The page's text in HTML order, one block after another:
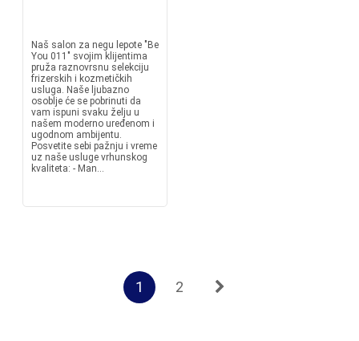
Naš salon za negu lepote "Be
You 011" svojim klijentima
pruža raznovrsnu selekciju
frizerskih i kozmetičkih
usluga. Naše ljubazno
osoblje će se pobrinuti da
vam ispuni svaku želju u
našem moderno uređenom i
ugodnom ambijentu.
Posvetite sebi pažnju i vreme
uz naše usluge vrhunskog
kvaliteta: - Man...
1 2